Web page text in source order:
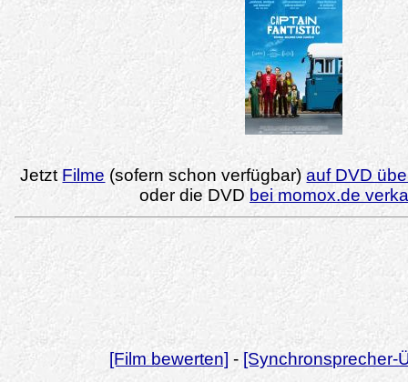
JetztFilme (sofern schon verfügbar)auf DVD
oder die DVD bei momox.de
[Film bewerten] - [Synchronsprecher-